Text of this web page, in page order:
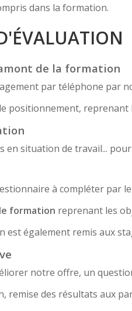
dans la formation.
de la formation
par téléphone par
positionnement,
en situation de travail...
à compléter par
formation reprenant les
est également remis aux
notre offre, un
remise des résultats aux